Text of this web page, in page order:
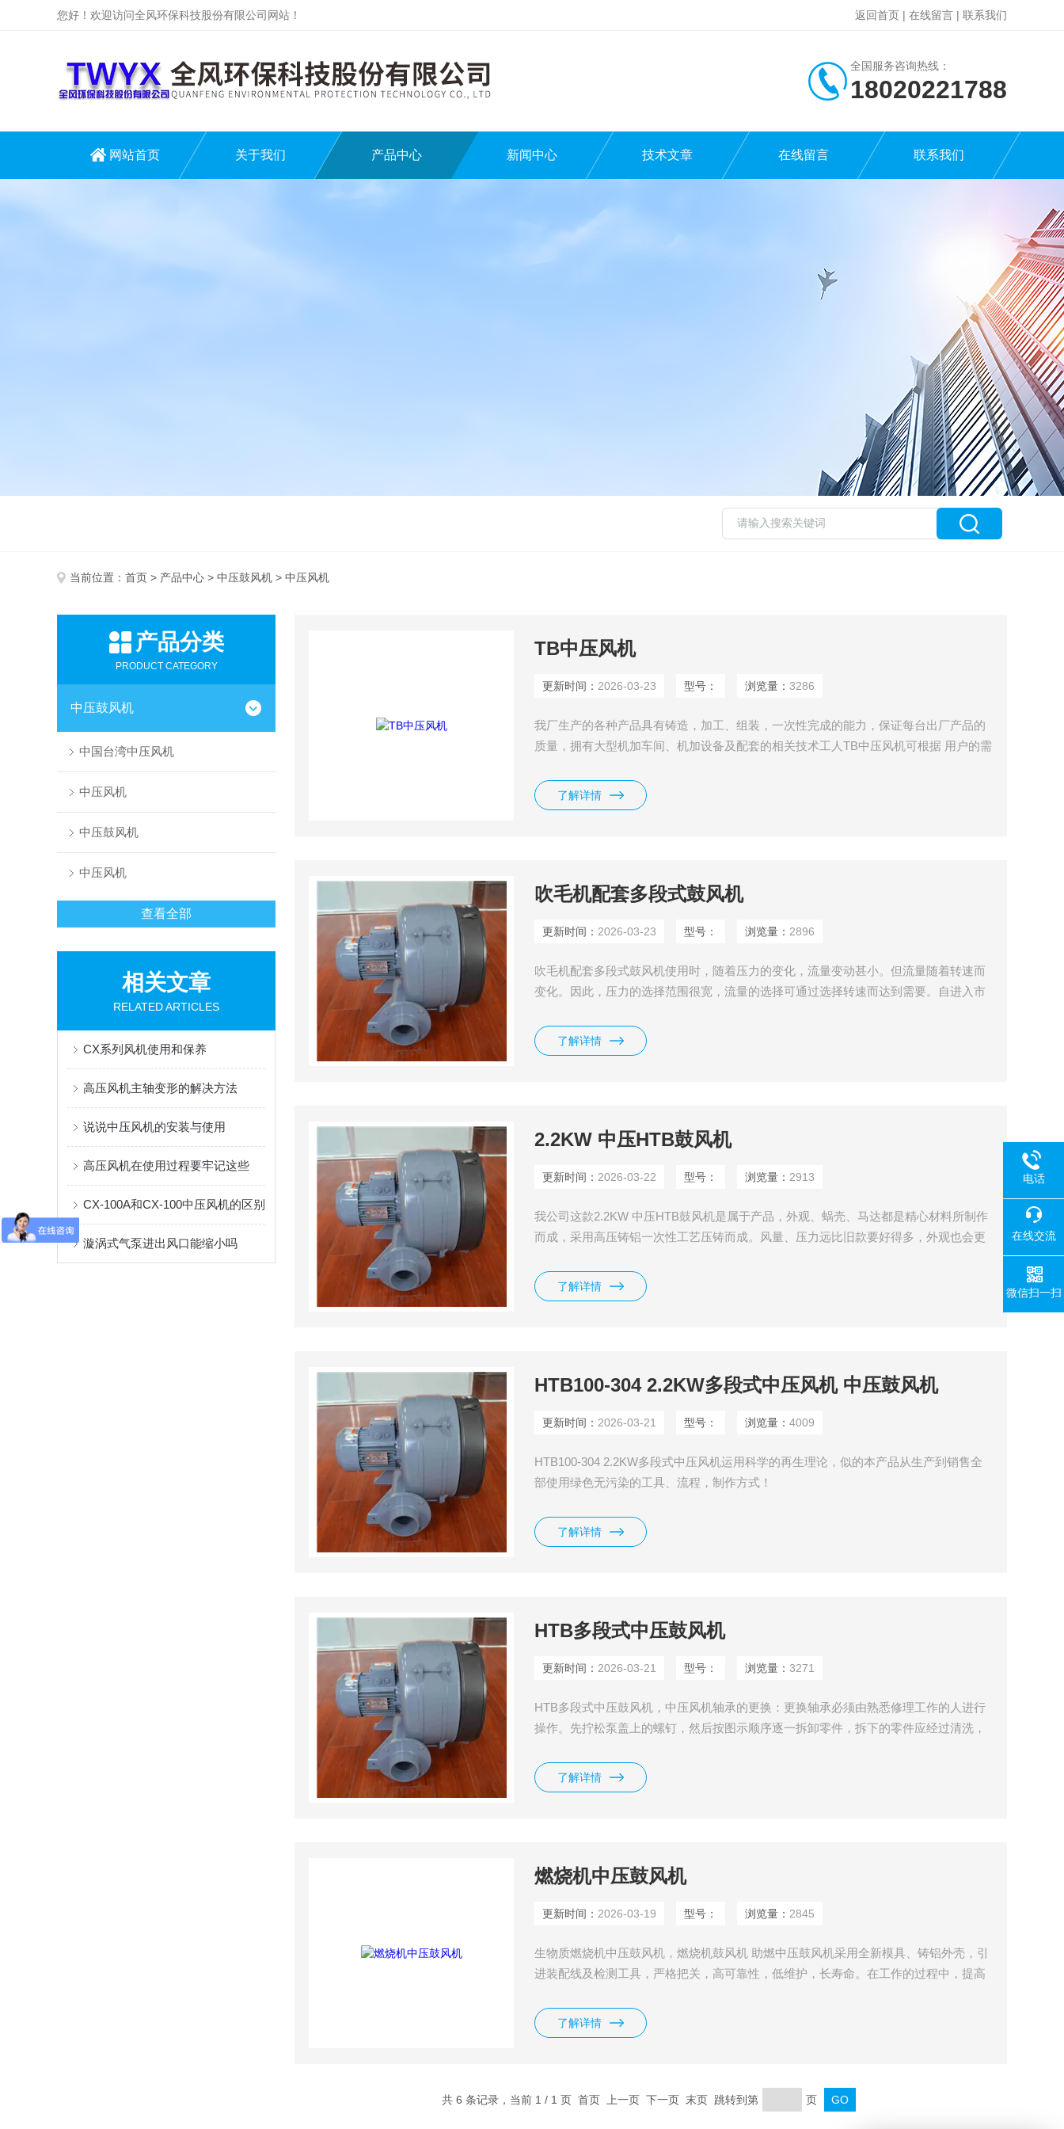
您好！欢迎访问全风环保科技股份有限公司网站！ 返回首页 | 在线留言 | 联系我们
全国服务咨询热线：
18020221788
网站首页 关于我们 产品中心 新闻中心 技术文章 在线留言 联系我们
当前位置： 首页 > 产品中心 > 中压鼓风机 > 中压风机
产品分类
PRODUCT CATEGORY
中压鼓风机
中国台湾中压风机
中压风机
中压鼓风机
中压风机
查看全部
相关文章
RELATED ARTICLES
CX系列风机使用和保养
高压风机主轴变形的解决方法
说说中压风机的安装与使用
高压风机在使用过程要牢记这些
CX-100A和CX-100中压风机的区别
漩涡式气泵进出风口能缩小吗
TB中压风机
更新时间： 2026-03-23 型号： 浏览量：3286
我厂生产的各种产品具有铸造，加工、组装，一次性完成的能力，保证每台出厂产品的
质量，拥有大型机加车间、机加设备及配套的相关技术工人TB中压风机可根据 用户的需
实际情况；除此外，我厂拥有一支具备专业能力的队伍，可以对外承揽技术咨询服务。
了解详情
吹毛机配套多段式鼓风机
更新时间： 2026-03-23 型号： 浏览量： 2896
吹毛机配套多段式鼓风机使用时，随着压力的变化，流量变动甚小。但流量随着转速而
变化。因此，压力的选择范围很宽，流量的选择可通过选择转速而达到需要。自进入市
化、环保、节能、高效，种类齐全，库存多，交货迅速
了解详情
2.2KW 中压HTB鼓风机
更新时间： 2026-03-22 型号： 浏览量： 2913
我公司这款2.2KW 中压HTB鼓风机是属于产品，外观、蜗壳、马达都是精心材料所制作
而成，采用高压铸铝一次性工艺压铸而成。风量、压力远比旧款要好得多，外观也会更
了解详情
HTB100-304 2.2KW多段式中压风机 中压鼓风机
更新时间： 2026-03-21 型号： 浏览量：4009
HTB100-304 2.2KW多段式中压风机运用科学的再生理论，似的本产品从生产到销售全
部使用绿色无污染的工具、流程，制作方式！
了解详情
HTB多段式中压鼓风机
更新时间： 2026-03-21 型号： 浏览量：3271
HTB多段式中压鼓风机，中压风机轴承的更换：更换轴承必须由熟悉修理工作的人进行
操作。先拧松泵盖上的螺钉，然后按图示顺序逐一拆卸零件，拆下的零件应经过清洗，
以免影响出厂时已调节器好的间隙。
了解详情
燃烧机中压鼓风机
更新时间： 2026-03-19 型号： 浏览量： 2845
生物质燃烧机中压鼓风机，燃烧机鼓风机 助燃中压鼓风机采用全新模具、铸铝外壳，引
进装配线及检测工具，严格把关，高可靠性，低维护，长寿命。在工作的过程中，提高
浪费；广泛应用于轻工、纺织、电镀、医疗、印刷、化工、曝气、送料，吸料、环保等
行业.
了解详情
共 6 条记录，当前 1 / 1 页 首页 上一页 下一页 末页 跳转到第 页
电话
在线交流
微信扫一扫